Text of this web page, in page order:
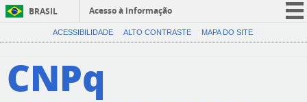
BRASIL
Acesso à informação
CORONAVÍRUS (COVID-19)
ACESSIBILIDADE ALTO CONTRASTE MAPA DO SITE
CNPq